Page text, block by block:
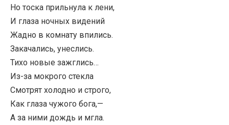
Но тоска прильнула к лени,
И глаза ночных видений
Жадно в комнату впились.
Закачались, унеслись.
Тихо новые зажглись…
Из-за мокрого стекла
Смотрят холодно и строго,
Как глаза чужого бога,—
А за ними дождь и мгла.